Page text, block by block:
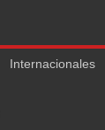
Internacionales